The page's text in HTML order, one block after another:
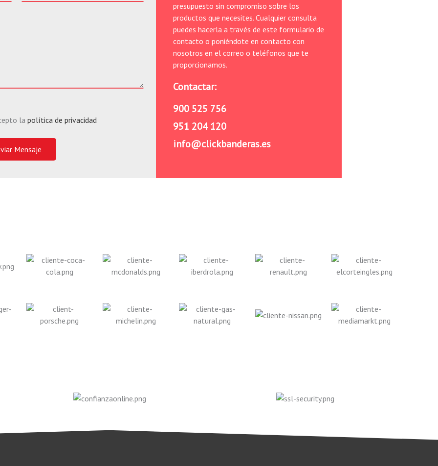
lapolítica de privacidad
presupuesto sin compromiso sobre los
productos que necesites. Cualquier consulta
puedes hacerla a través de este formulario de
contacto o poniéndote en contacto con
nosotros en el correo o teléfonos que te
proporcionamos.
Contactar:
900 525 756
951 204 120
info@clickbanderas.es